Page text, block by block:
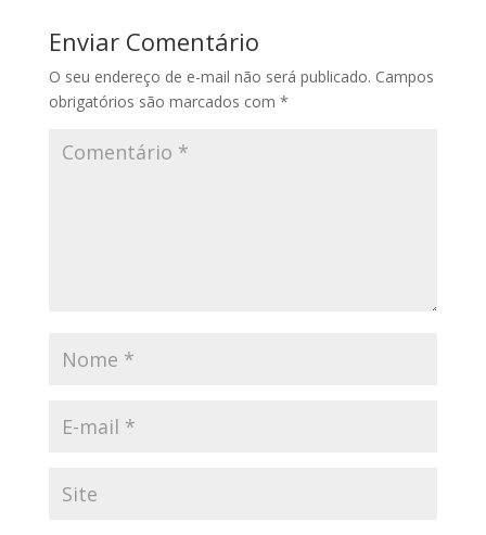
Enviar Comentário
O seu endereço de e-mail não será publicado. Campos
obrigatórios são marcados com *